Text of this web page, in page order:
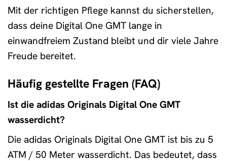
Mit der richtigen Pflege kannst du sicherstellen,
dass deine Digital One GMT lange in
einwandfreiem Zustand bleibt und dir viele Jahre
Freude bereitet.
Häufig gestellte Fragen (FAQ)
Ist die adidas Originals Digital One GMT
wasserdicht?
Die adidas Originals Digital One GMT ist bis zu 5
ATM / 50 Meter wasserdicht. Das bedeutet, dass